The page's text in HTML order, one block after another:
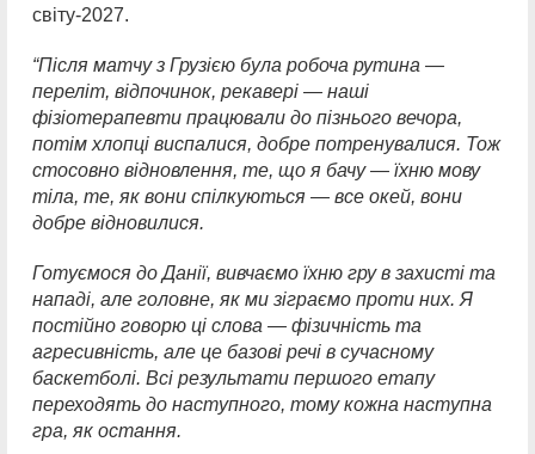
світу-2027.
“Після матчу з Грузією була робоча рутина —
переліт, відпочинок, рекавері — наші
фізіотерапевти працювали до пізнього вечора,
потім хлопці виспалися, добре потренувалися. Тож
стосовно відновлення, те, що я бачу — їхню мову
тіла, те, як вони спілкуються — все окей, вони
добре відновилися.
Готуємося до Данії, вивчаємо їхню гру в захисті та
нападі, але головне, як ми зіграємо проти них. Я
постійно говорю ці слова — фізичність та
агресивність, але це базові речі в сучасному
баскетболі. Всі результати першого етапу
переходять до наступного, тому кожна наступна
гра, як остання.